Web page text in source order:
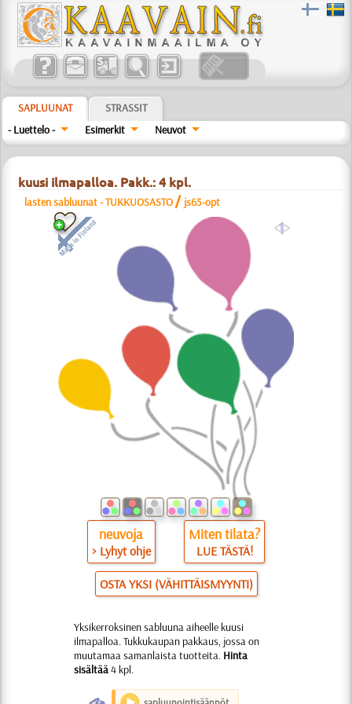
SAPLUUNAT
STRASSIT
- Luettelo -
Esimerkit Neuvot
kuusi ilmapalloa. Pakk.: 4 kpl.
lasten sabluunat - TUKKUOSASTO / js65-opt
a
neuvoja
> Lyhyt ohje
Miten tilata?
LUE TÄSTÄ!
OSTA YKSI (VÄHITTÄISMYYNTI)
Yksikerroksinen sabluuna aiheelle kuusi
ilmapalloa. Tukkukaupan pakkaus, jossa on
muutamaa samanlaista tuotteita. Hinta
sisältää4 kpl.
O